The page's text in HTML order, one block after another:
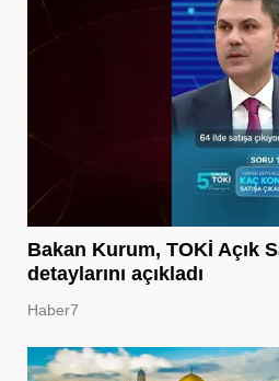
Bakan Kurum, TOKİ Açık
detaylarını açıkladı
Haber7